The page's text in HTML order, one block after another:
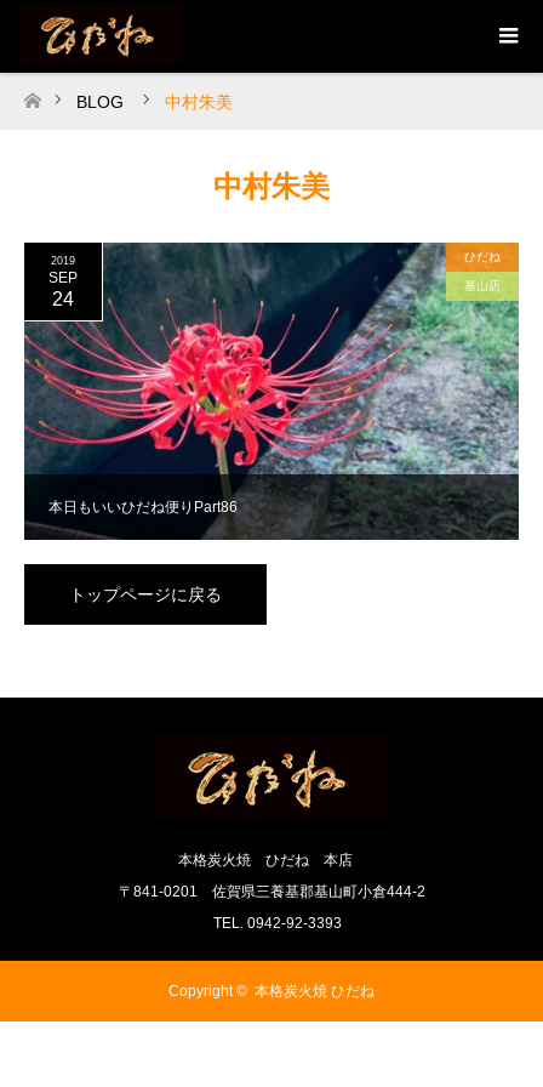
ホーム
BLOG 中村朱美
中村朱美
本日もいいひだね便りPart86
2019
SEP
24
ひだね
基山店
トップページに戻る
本格炭火焼 ひだね 本店
〒841-0201 佐賀県三養基郡基山町小倉444-2
TEL. 0942-92-3393
Copyright © 本格炭火焼 ひだね